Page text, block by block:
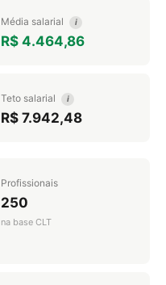
Média salarial i
R$ 4.464,86
Teto salarial i
R$ 7.942,48
Profissionais
250
na base CLT